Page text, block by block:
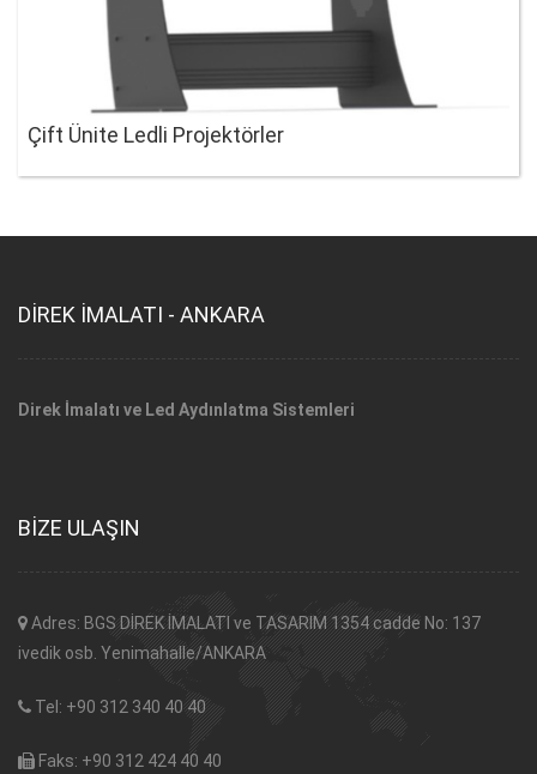
Çift Ünite Ledli Projektörler
DİREK İMALATI - ANKARA
Direk İmalatı ve Led Aydınlatma Sistemleri
BİZE ULAŞIN
Adres: BGS DİREK İMALATI ve TASARIM 1354 cadde No: 137
ivedik osb. Yenimahalle/ANKARA
Tel: +90 312 340 40 40
Faks: +90 312 424 40 40